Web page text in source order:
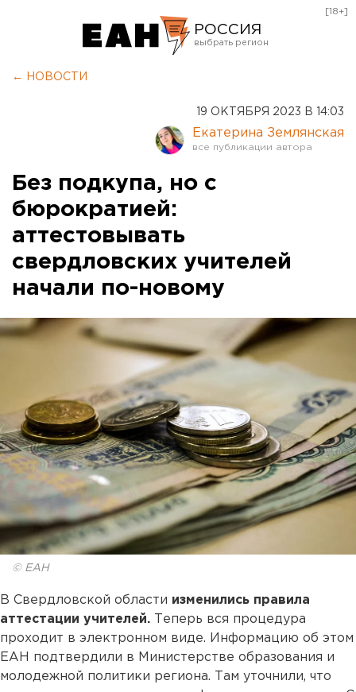
РОССИЯ
Оренбург
[18+]
← НОВОСТИ
19 ОКТЯБРЯ 2023 В 14:03
Екатерина Землянская
Без подкупа, но с
бюрократией:
аттестовывать
свердловских учителей
начали по-новому
© ЕАН
В Свердловской области изменились правила
аттестации учителей. Теперь вся процедура
проходит в электронном виде. Информацию об этом
ЕАН подтвердили в Министерстве образования и
молодежной политики региона. Там уточнили, что